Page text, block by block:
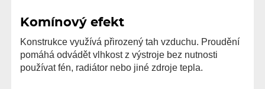
Komínový efekt
Konstrukce využívá přirozený tah vzduchu. Proudění
pomáhá odvádět vlhkost z výstroje bez nutnosti
používat fén, radiátor nebo jiné zdroje tepla.